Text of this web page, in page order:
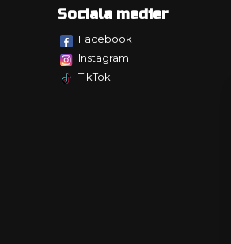
Sociala medier
Facebook
Instagram
TikTok